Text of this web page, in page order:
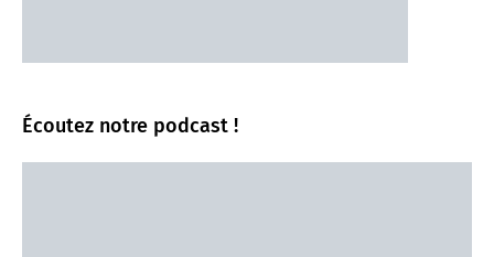
Écoutez notre podcast !